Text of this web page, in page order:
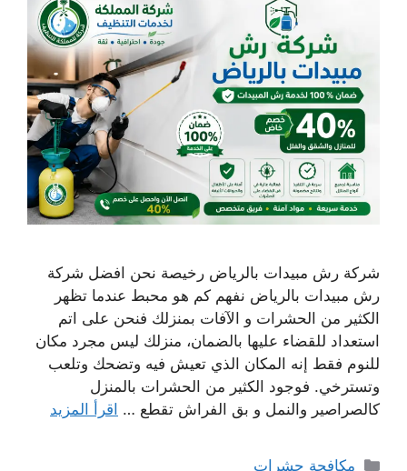
شركة رش مبيدات بالرياض رخيصة نحن افضل شركة
رش مبيدات بالرياض نفهم كم هو محبط عندما تظهر
الكثير من الحشرات و الآفات بمنزلك فنحن على اتم
استعداد للقضاء عليها بالضمان، منزلك ليس مجرد مكان
للنوم فقط إنه المكان الذي تعيش فيه وتضحك وتلعب
وتسترخي. فوجود الكثير من الحشرات بالمنزل
كالصراصير والنمل و بق الفراش تقطع … اقرأ المزيد
التصنيفات
مكافحة حشرات